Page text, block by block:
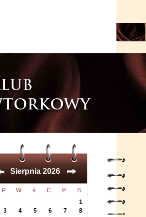
Sierpnia 2026
P W ś C P
S
1
3 4 5 6 7
8